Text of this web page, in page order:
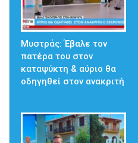
Μυστράς: Έβαλε τον
πατέρα του στον
καταψύκτη & αύριο θα
οδηγηθεί στον ανακριτή